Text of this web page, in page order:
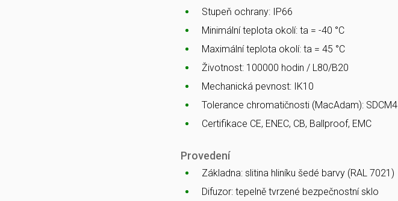
Stupeň ochrany: IP66
Minimální teplota okolí: ta = -40 °C
Maximální teplota okolí: ta = 45 °C
Životnost: 100000 hodin / L80/B20
Mechanická pevnost: IK10
Tolerance chromatičnosti (MacAdam): SDCM4
Certifikace CE, ENEC, CB, Ballproof, EMC
Provedení
Základna: slitina hliníku šedé barvy (RAL 7021)
Difuzor: tepelně tvrzené bezpečnostní sklo